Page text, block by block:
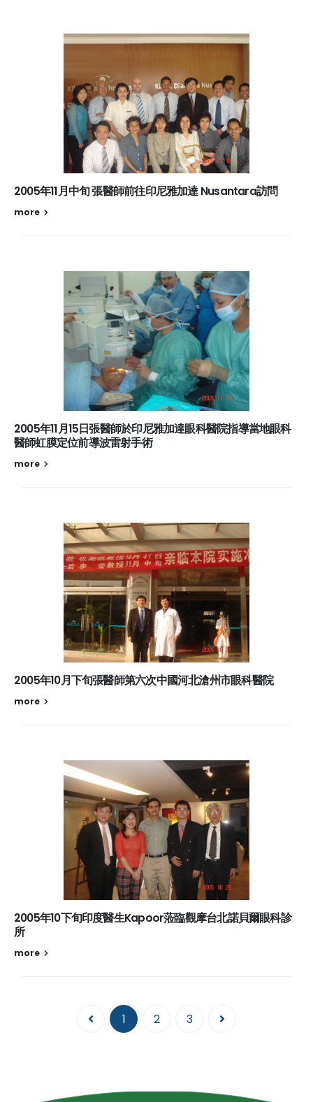
2005年11月中旬 張醫師前往印尼雅加達 Nusantara訪問
more
2005年11月15日張醫師於印尼雅加達眼科醫院指導當地眼科
醫師虹膜定位前導波雷射手術
more
2005年10月下旬張醫師第六次中國河北滄州市眼科醫院
more
2005年10下旬印度醫生Kapoor蒞臨觀摩台北諾貝爾眼科診
所
more
1 2 3